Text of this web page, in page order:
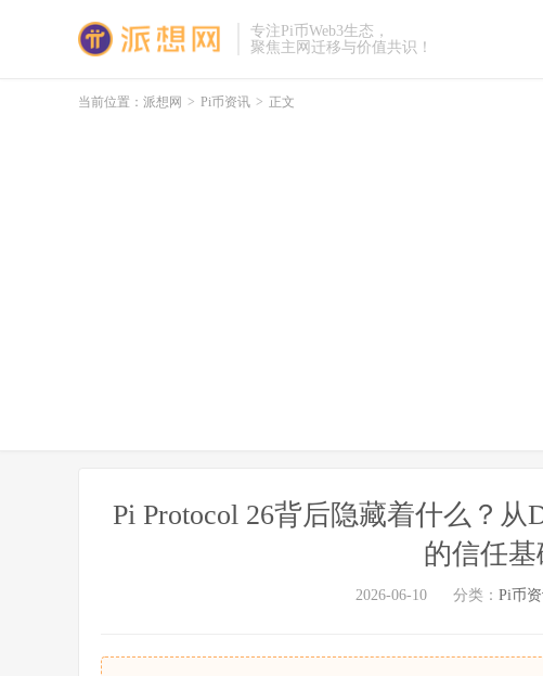
专注Pi币Web3生态，
聚焦主网迁移与价值共识！
当前位置： 派想网 > Pi币资讯 > 正文
Pi Protocol 26背后隐藏着什么？从
的信任
2026-06-10 分类： Pi币